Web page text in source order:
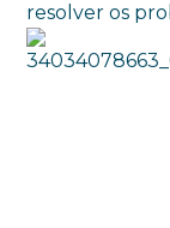
resolver os